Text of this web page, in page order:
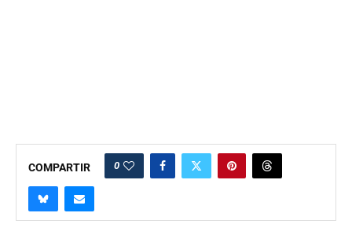
COMPARTIR 0